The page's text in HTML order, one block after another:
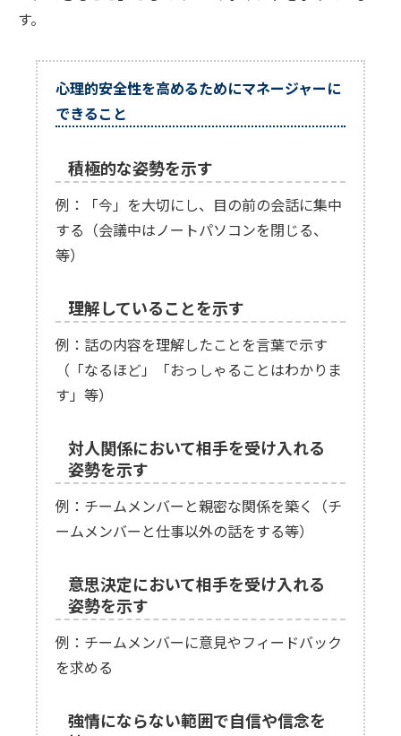
す。
心理的安全性を高めるためにマネージャーに
できること
積極的な姿勢を示す
例：「今」を大切にし、目の前の会話に集中
する（会議中はノートパソコンを閉じる、
等）
理解していることを示す
例：話の内容を理解したことを言葉で示す
（「なるほど」「おっしゃることはわかりま
す」等）
対人関係において相手を受け入れる
姿勢を示す
例：チームメンバーと親密な関係を築く（チ
ームメンバーと仕事以外の話をする等）
意思決定において相手を受け入れる
姿勢を示す
例：チームメンバーに意見やフィードバック
を求める
強情にならない範囲で自信や信念を